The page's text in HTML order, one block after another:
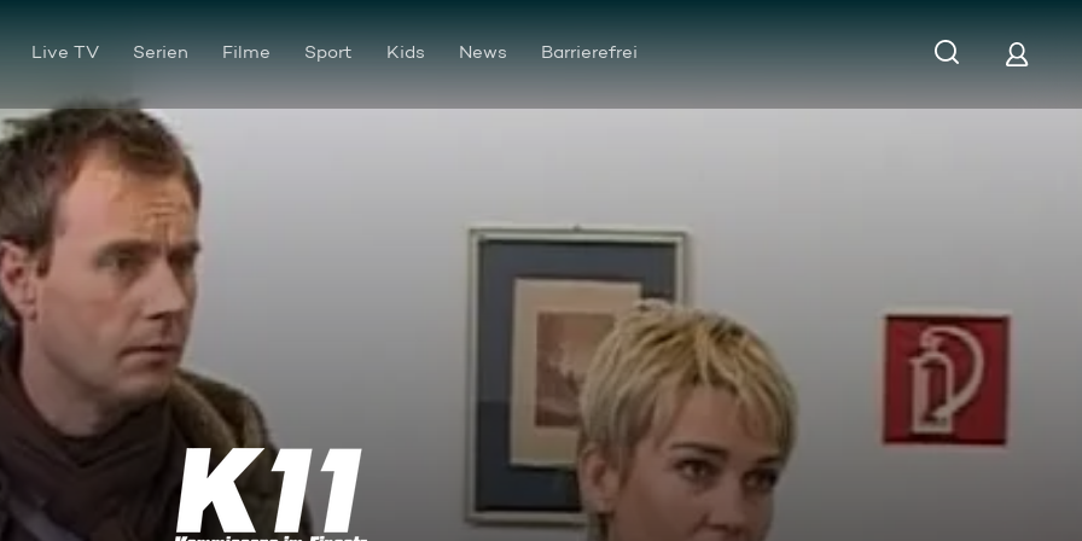
Live TV Serien Filme Sport Kids News Barrierefrei
Der neue Kommissar